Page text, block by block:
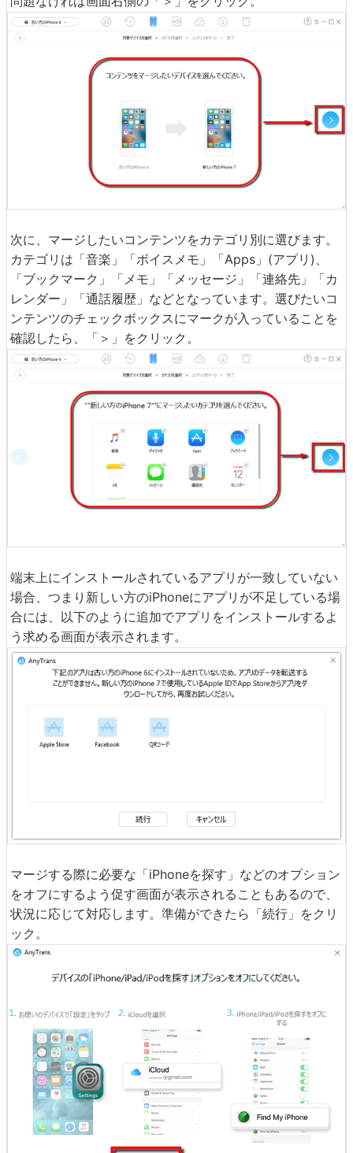
次に、マージしたいコンテンツをカテゴリ別に選びます。
カテゴリは「音楽」「ボイスメモ」「Apps」(アプリ)、
「ブックマーク」「メモ」「メッセージ」「連絡先」「カ
レンダー」「通話履歴」などとなっています。選びたいコ
ンテンツのチェックボックスにマークが入っていることを
確認したら、「＞」をクリック。
端末上にインストールされているアプリが一致していない
場合、つまり新しい方のiPhoneにアプリが不足している場
合には、以下のように追加でアプリをインストールするよ
う求める画面が表示されます。
マージする際に必要な「iPhoneを探す」などのオプション
をオフにするよう促す画面が表示されることもあるので、
状況に応じて対応します。準備ができたら「続行」をクリ
ック。